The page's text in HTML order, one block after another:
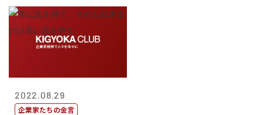
2022.08.29
企業家たちの金言